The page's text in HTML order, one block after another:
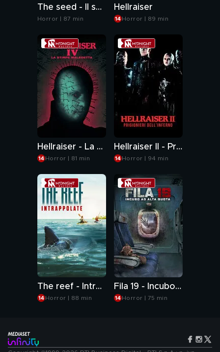
The seed - Il seme del male
Horror | 87 min
Hellraiser
Horror | 89 min
Hellraiser - La stirpe maledetta
Horror | 81 min
Hellraiser II - Prigionieri dell'inferno
Horror | 94 min
The reef - Intrappolate
Horror | 88 min
Fila 19 - Incubo ad alta quota
Horror | 75 min